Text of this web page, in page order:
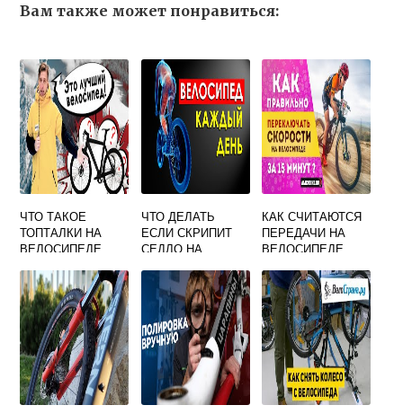
Вам также может понравиться:
ЧТО ТАКОЕ
ТОПТАЛКИ НА
ВЕЛОСИПЕДЕ
ЧТО ДЕЛАТЬ
ЕСЛИ СКРИПИТ
СЕДЛО НА
КАК СЧИТАЮТСЯ
ПЕРЕДАЧИ НА
ВЕЛОСИПЕДЕ